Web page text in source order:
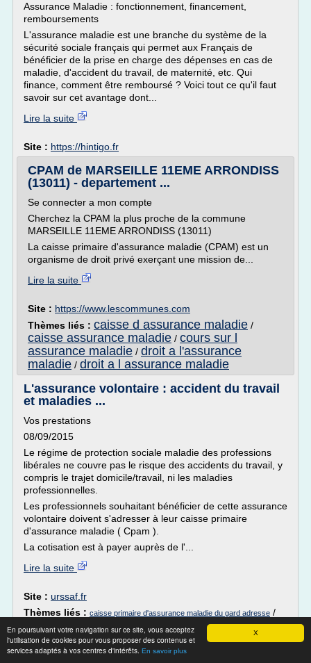
X
En poursuivant votre navigation sur ce site, vous acceptez
l'utilisation de cookies pour vous proposer des contenus et
services adaptés à vos centres d'intérêts. En savoir plus
Assurance Maladie : fonctionnement, financement,
remboursements
L'assurance maladie est une branche du système de la
sécurité sociale français qui permet aux Français de
bénéficier de la prise en charge des dépenses en cas de
maladie, d'accident du travail, de maternité, etc. Qui
finance, comment être remboursé ? Voici tout ce qu'il faut
savoir sur cet avantage dont...
Lire la suite
Site : https://hintigo.fr
CPAM de MARSEILLE 11EME ARRONDISS
(13011) - departement ...
Se connecter a mon compte
Cherchez la CPAM la plus proche de la commune
MARSEILLE 11EME ARRONDISS (13011)
La caisse primaire d'assurance maladie (CPAM) est un
organisme de droit privé exerçant une mission de...
Lire la suite
Site : https://www.lescommunes.com
Thèmes liés : caisse d assurance maladie /
caisse assurance maladie / cours sur l
assurance maladie / droit a l'assurance
maladie / droit a l assurance maladie
L'assurance volontaire : accident du travail
et maladies ...
Vos prestations
08/09/2015
Le régime de protection sociale maladie des professions
libérales ne couvre pas le risque des accidents du travail, y
compris le trajet domicile/travail, ni les maladies
professionnelles.
Les professionnels souhaitant bénéficier de cette assurance
volontaire doivent s'adresser à leur caisse primaire
d'assurance maladie ( Cpam ).
La cotisation est à payer auprès de l'...
Lire la suite
Site : urssaf.fr
Thèmes liés : caisse primaire d'assurance maladie du gard adresse /
caisse primaire d'assurance maladie du gard
caisse primaire
d'assurance maladie et retraite/adresse caisse d
assurance maladie/invalidite caisse d assurance